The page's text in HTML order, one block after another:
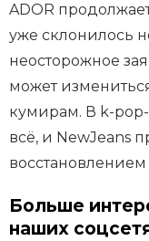
ADOR
уже склонилось
неосторожное
может
кумирам. В k-
всё, и NewJeans
Больше
наших